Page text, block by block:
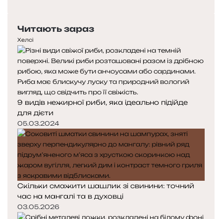
р
е
д
н
я
с
т
о
р
і
н
к
а
т
у
п
н
а
с
т
о
р
і
н
к
а
Читають зараз
Хелсі
9 видів нежирної риби, яка ідеально підійде
для дієти
05.03.2024
Скільки смажити шашлик зі свинини: точний
час на мангалі та в духовці
03.05.2026